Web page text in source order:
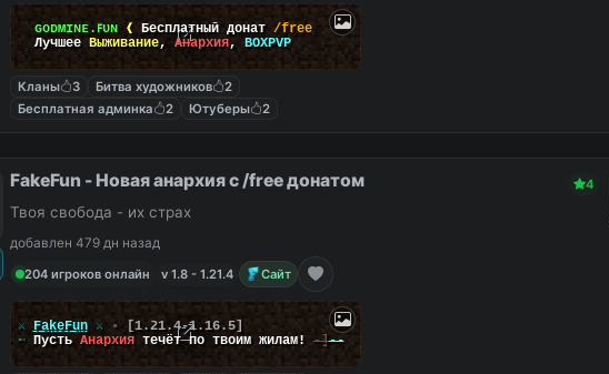
ɢᴏᴅᴍɪɴᴇ.ꜰᴜɴ ❰ Бесплатный донат /free
Лучшее Выживание, Анархия, BOXPVP
Кланы 3 Битва художников
2
Бесплатная админка
2 Ютуберы 2
FakeFun - Новая анархия с /free донатом 4
Твоя свобода - их страх
добавлен 479 дн назад
204 игроков онлайн
v 1.8 - 1.21.4 Сайт
⚔ FakeFun⚔ ▪
[1.21.4-1.16.5]
╚ ➵ Пусть Анархия течёт по твоим жилам!-]--